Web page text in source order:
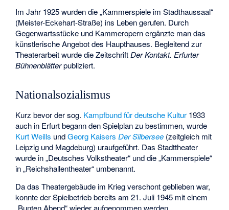
Im Jahr 1925 wurden die „Kammerspiele im Stadthaussaal“
(Meister-Eckehart-Straße) ins Leben gerufen. Durch
Gegenwartsstücke und Kammeropern ergänzte man das
künstlerische Angebot des Haupthauses. Begleitend zur
Theaterarbeit wurde die ZeitschriftDer Kontakt. Erfurter
Bühnenblätterpubliziert.
Nationalsozialismus
Kurz bevor der sog. Kampfbund für deutsche Kultur 1933
auch in Erfurt begann den Spielplan zu bestimmen, wurde
Kurt Weills undGeorg Kaisers Der Silbersee (zeitgleich mit
Leipzig und Magdeburg) uraufgeführt. Das Stadttheater
wurde in „Deutsches Volkstheater“ und die „Kammerspiele“
in „Reichshallentheater“ umbenannt.
Da das Theatergebäude im Krieg verschont geblieben war,
konnte der Spielbetrieb bereits am 21. Juli 1945 mit einem
„Bunten Abend“ wieder aufgenommen werden.